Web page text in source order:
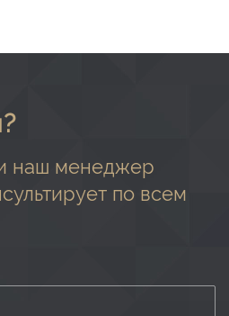
и наш менеджер
по всем